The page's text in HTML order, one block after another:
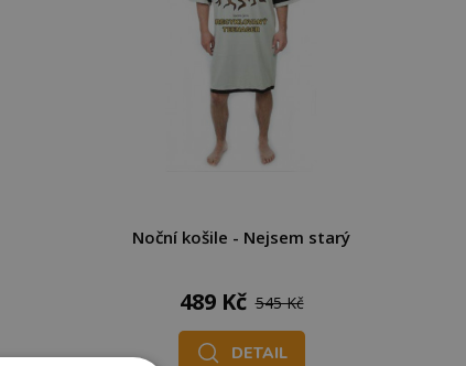
Noční košile - Nejsem starý
489 Kč 545 Kč
DETAIL